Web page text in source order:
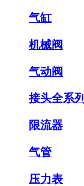
气缸
机械阀
气动阀
接头全系列
限流器
气管
压力表